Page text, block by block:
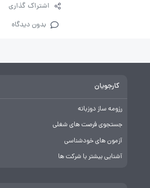
اشتراک گذاری
بدون دیدگاه
کارجویان
رزومه ساز دوزبانه
جستجوی فرصت های شغلی
آزمون های خودشناسی
آشنایی بیشتر با شرکت ها